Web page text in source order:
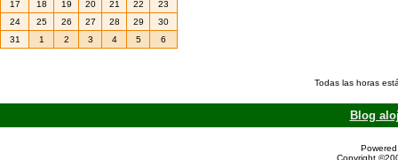
17
18 19 20 21 22
23
24
25 26 27 28 29
30
31
1 2 3 4 5 6
Todas las horas
Blog
Copyright